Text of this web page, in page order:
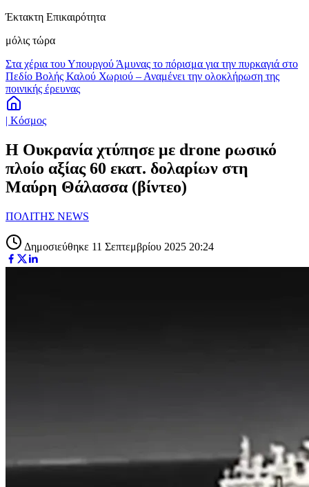
Έκτακτη Επικαιρότητα
μόλις τώρα
Στα χέρια του Υπουργού Άμυνας το πόρισμα για την πυρκαγιά στο
Πεδίο Βολής Καλού Χωριού – Αναμένει την ολοκλήρωση της
ποινικής έρευνας
| Κόσμος
Η Ουκρανία χτύπησε με drone ρωσικό
πλοίο αξίας 60 εκατ. δολαρίων στη
Μαύρη Θάλασσα (βίντεο)
ΠΟΛΙΤΗΣ NEWS
Δημοσιεύθηκε 11 Σεπτεμβρίου 2025 20:24